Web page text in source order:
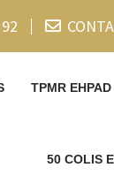
TPMR EHPAD
50 COLIS